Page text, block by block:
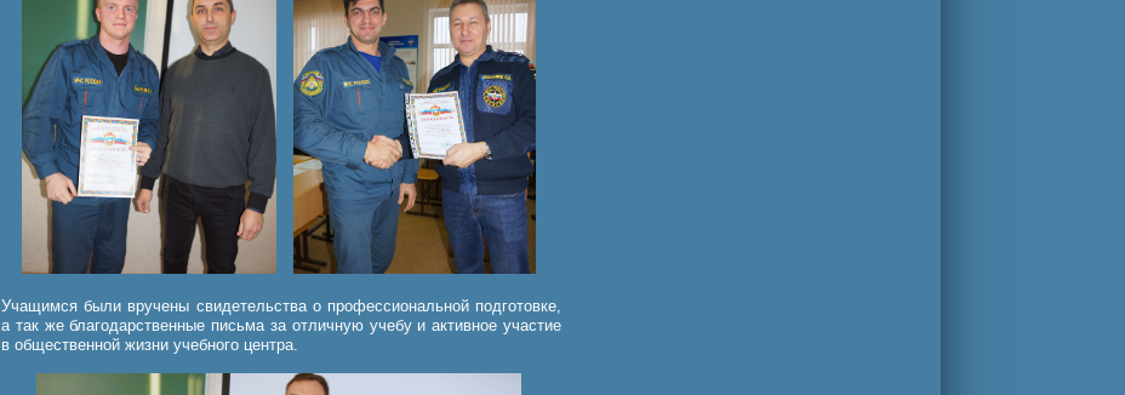
Учащимся были вручены свидетельства о профессиональной подготовке,
а так же благодарственные письма за отличную учебу и активное участие
в общественной жизни учебного центра.